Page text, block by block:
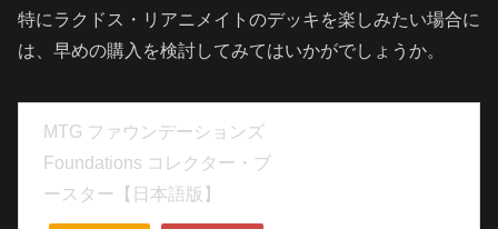
特にラクドス・リアニメイトのデッキを楽しみたい場合に
は、早めの購入を検討してみてはいかがでしょうか。
MTG ファウンデーションズ
Foundations コレクター・ブ
ースター【日本語版】